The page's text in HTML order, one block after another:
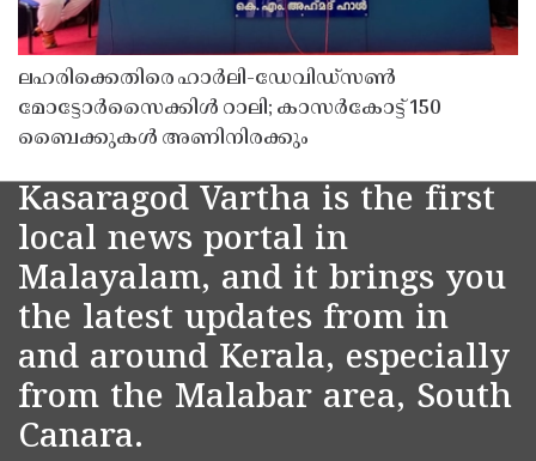
ലഹരിക്കെതിരെ ഹാർലി-ഡേവിഡ്‌സൺ
മോട്ടോർസൈക്കിൾ റാലി; കാസർകോട്ട് 150
ബൈക്കുകൾ അണിനിരക്കും
Kasaragod Vartha is the first
local news portal in
Malayalam, and it brings you
the latest updates from in
and around Kerala, especially
from the Malabar area, South
Canara.